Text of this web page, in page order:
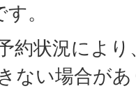
。
約状況によ
ない場合が